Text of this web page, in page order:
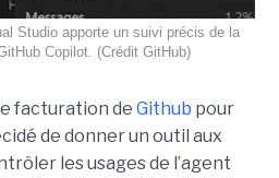
Studio apporte un suivi précis de la
Copilot. (Crédit GitHub)
facturation de Github pour
de donner un outil aux
les usages de l’agent